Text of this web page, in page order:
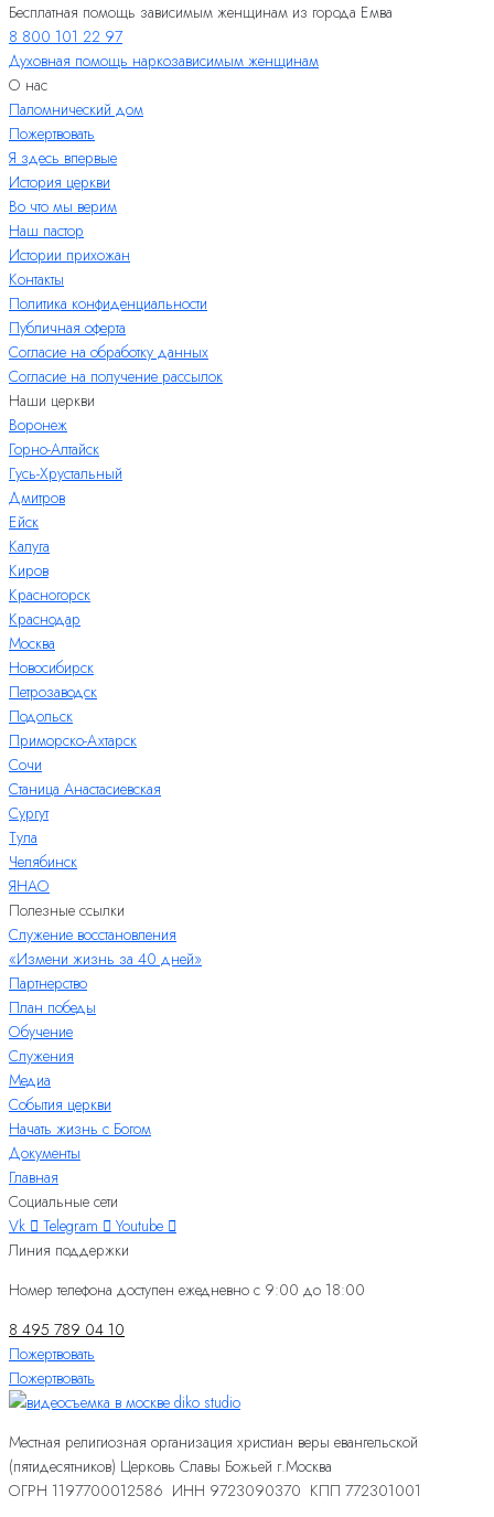
Бесплатная помощь зависимым женщинам из города Емва
8 800 101 22 97
Духовная помощь наркозависимым женщинам
О нас
Паломнический дом
Пожертвовать
Я здесь впервые
История церкви
Во что мы верим
Наш пастор
Истории прихожан
Контакты
Политика конфиденциальности
Публичная оферта
Согласие на обработку данных
Согласие на получение рассылок
Наши церкви
Воронеж
Горно-Алтайск
Гусь-Хрустальный
Дмитров
Ейск
Калуга
Киров
Красногорск
Краснодар
Москва
Новосибирск
Петрозаводск
Подольск
Приморско-Ахтарск
Сочи
Станица Анастасиевская
Сургут
Тула
Челябинск
ЯНАО
Полезные ссылки
Служение восстановления
«Измени жизнь за 40 дней»
Партнерство
План победы
Обучение
Служения
Медиа
События церкви
Начать жизнь с Богом
Документы
Главная
Социальные сети
Vk
Telegram
Youtube
Линия поддержки
Номер телефона доступен ежедневно с 9:00 до 18:00
8 495 789 04 10
Пожертвовать
Пожертвовать
Местная религиозная организация христиан веры евангельской
(пятидесятников) Церковь Славы Божьей г.Москва
ОГРН 1197700012586 ИНН 9723090370 КПП 772301001